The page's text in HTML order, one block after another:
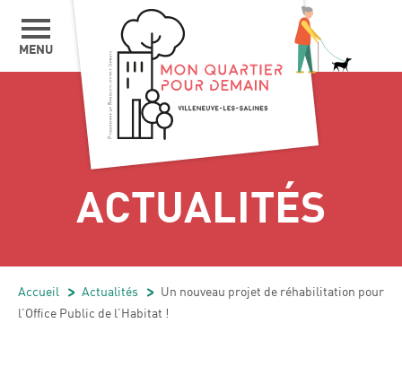
MENU
ACTUALITÉS
Accueil Actualités
Un nouveau projet de réhabilitation pour
l’Office Public de l’Habitat !